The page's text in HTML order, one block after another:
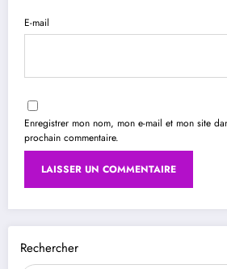
Rechercher
E-mail
Enregistrer mon nom, mon e-mail et mon site
prochain commentaire.